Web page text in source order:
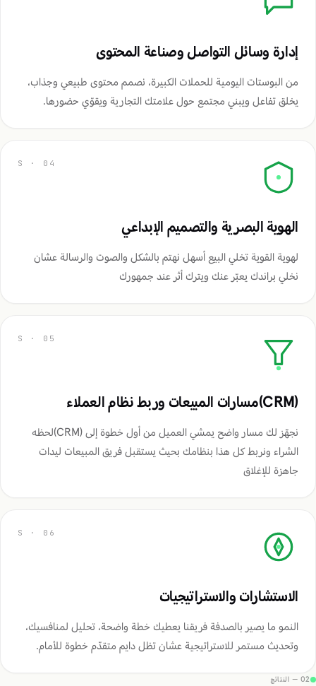
إدارة وسائل التواصل وصناعة المحتوى
من البوستات اليومية للحملات الكبيرة، نصمم محتوى طبيعي وجذاب،
يخلق تفاعل ويبني مجتمع حول علامتك التجارية ويقوّي حضورها.
الهوية البصرية والتصميم الإبداعي
لهوية القوية تخلي البيع أسهل نهتم بالشكل والصوت والرسالة عشان
نخلي براندك يعبّر عنك ويترك أثر عند جمهورك
(CRM)مسارات المبيعات وربط نظام العملاء
نجهّز لك مسار واضح يمشي العميل من أول خطوة إلى (CRM)لحظه
الشراء ونربط كل هذا بنظامك بحيث يستقبل فريق المبيعات ليدات
جاهزة للإغلاق
الاستشارات والاستراتيجيات
النمو ما يصير بالصدفة فريقنا يعطيك خطة واضحة، تحليل لمنافسيك،
وتحديث مستمر للاستراتيجية عشان تظل دايم متقدّم خطوة للأمام.
02 — النتائج